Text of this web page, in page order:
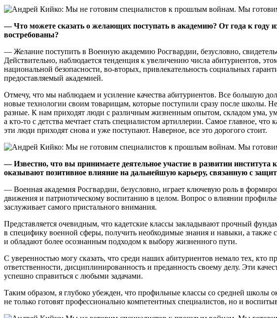
— Что можете сказать о желающих поступать в академию? От года к году
востребованы?
— Желание поступить в Военную академию Росгвардии, безусловно,
Действительно, наблюдается тенденция к увеличению числа абитуриентов,
национальной безопасности, во-вторых, привлекательность социальных
предоставляемый академией.
Отмечу, что мы наблюдаем и усиление качества абитуриентов. Все большую
новые технологии своим товарищам, которые поступили сразу после школы.
разные. К нам приходят люди с различным жизненным опытом, складом ума,
а кто-то с детства мечтает стать специалистом артиллерии. Самое главное,
эти люди приходят снова и уже поступают. Наверное, все это дорогого стоит.
— Известно, что вы принимаете деятельное участие в развитии
оказывают позитивное влияние на дальнейшую карьеру, связанную с
— Военная академия Росгвардии, безусловно, играет ключевую роль в
движения и патриотическому воспитанию в целом. Вопрос о влиянии
заслуживает самого пристального внимания.
Представляется очевидным, что кадетские классы закладывают прочный
в специфику военной сферы, получить необходимые знания и навыки, а
и обладают более осознанным подходом к выбору жизненного пути.
С уверенностью могу сказать, что среди наших абитуриентов немало тех, кто
ответственности, дисциплинированность и преданность своему делу. Эти
успешно справиться с любыми задачами.
Таким образом, я глубоко убежден, что профильные классы со средней
не только готовят профессионально компетентных специалистов, но и